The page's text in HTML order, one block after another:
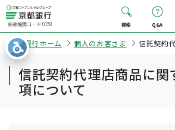
金融機関コード:0158 検索 Q&A
京都銀行ホーム 個人のお客さま 信託契約
信託契約代理店商品に関
項について